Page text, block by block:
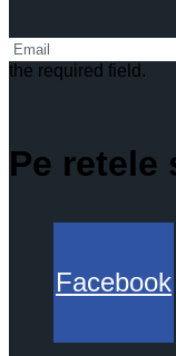
the required field.
Pe retele
Facebook